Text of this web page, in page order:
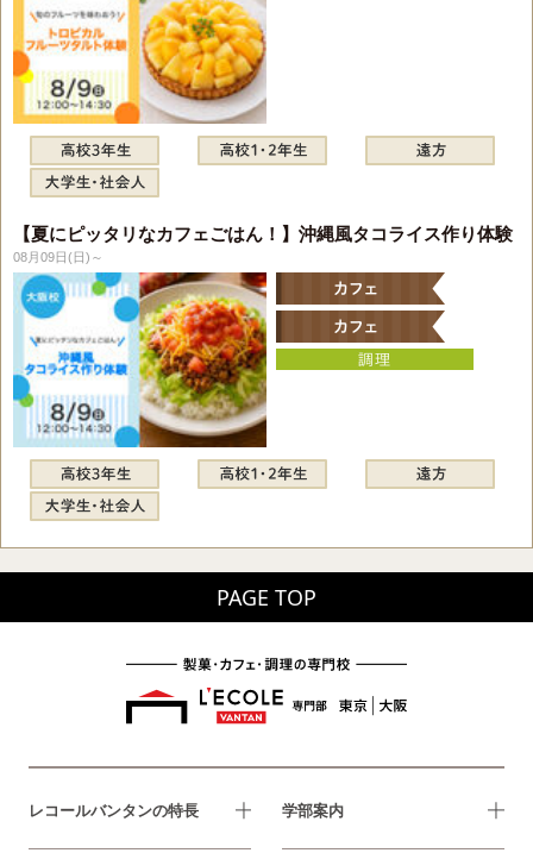
【夏にピッタリなカフェごはん！】沖縄風タコライス作り体験
08月09日(日)～
PAGE TOP
レコールバンタンの特長 学部案内